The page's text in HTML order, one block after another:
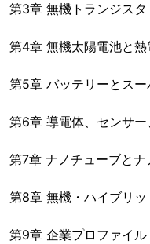
第3章 無機トランジスタ
第4章 無機太陽電池と熱
第5章 バッテリーとス
第6章 導電体、センサ
第7章 ナノチューブとナ
第8章 無機・ハイブリ
第9章 企業プロファイル